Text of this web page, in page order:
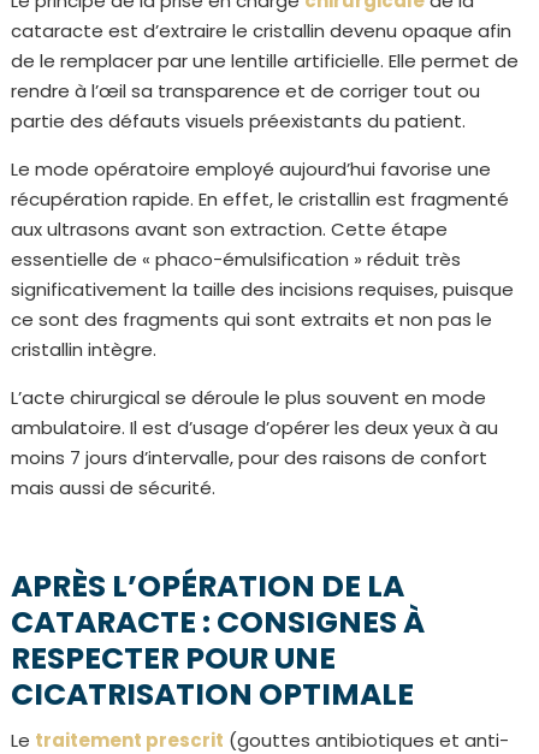
cataracte est d’extraire le cristallin devenu opaque afin
de le remplacer par une lentille artificielle. Elle permet de
rendre à l’œil sa transparence et de corriger tout ou
partie des défauts visuels préexistants du patient.
Le mode opératoire employé aujourd’hui favorise une
récupération rapide. En effet, le cristallin est fragmenté
aux ultrasons avant son extraction. Cette étape
essentielle de « phaco-émulsification » réduit très
significativement la taille des incisions requises, puisque
ce sont des fragments qui sont extraits et non pas le
cristallin intègre.
L’acte chirurgical se déroule le plus souvent en mode
ambulatoire. Il est d’usage d’opérer les deux yeux à au
moins 7 jours d’intervalle, pour des raisons de confort
mais aussi de sécurité.
APRÈS L’OPÉRATION DE LA
CATARACTE : CONSIGNES À
RESPECTER POUR UNE
CICATRISATION OPTIMALE
Le traitement prescrit (gouttes antibiotiques et anti-